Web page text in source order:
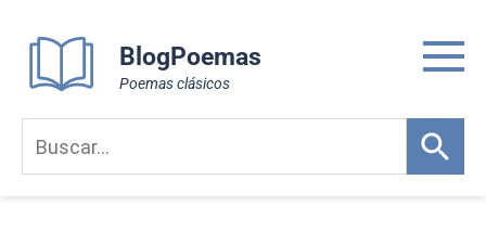
content
BlogPoemas
Poemas clásicos